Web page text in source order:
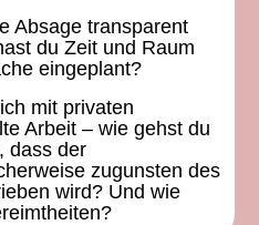
Absage transparent
du Zeit und Raum
eingeplant?
mit privaten
Arbeit – wie gehst du
dass der
zugunsten des
wird? Und wie